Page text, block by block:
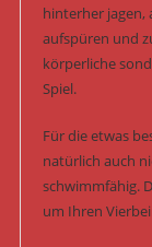
hinterher jagen,
aufspüren und
körperliche
Spiel.
Für die etwas
natürlich auch
schwimmfähig.
um Ihren